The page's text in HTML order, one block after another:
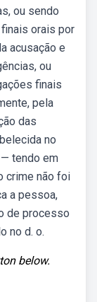
ou sendo
orais por
acusação e
ou
finais
pela
das
no
tendo em
crime não foi
a pessoa,
de processo
no d. o.
below.